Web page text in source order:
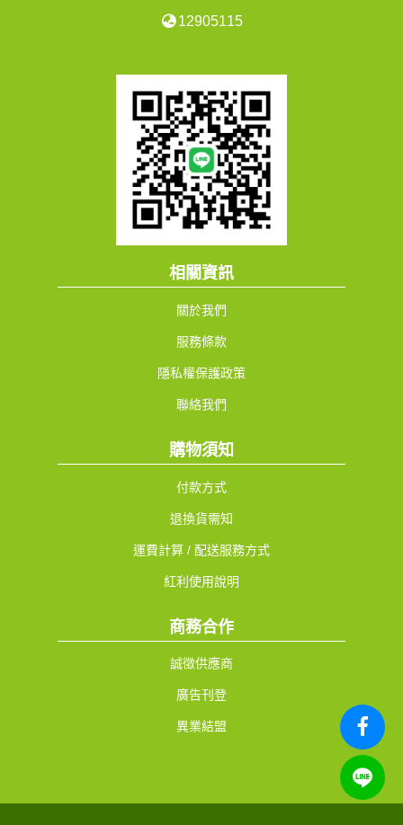
12905115
相關資訊
關於我們
服務條款
隱私權保護政策
聯絡我們
購物須知
付款方式
退換貨需知
運費計算 / 配送服務方式
紅利使用說明
商務合作
誠徵供應商
廣告刊登
異業結盟